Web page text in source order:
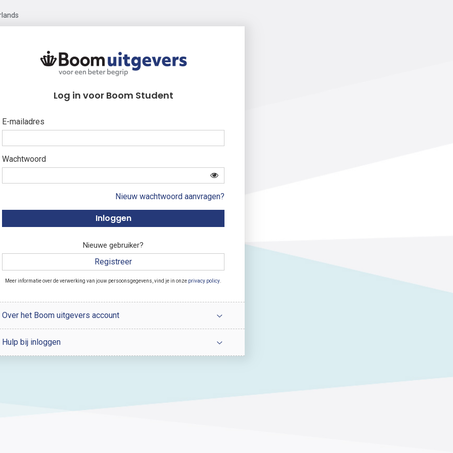
Log in voor Boom Student
E-mailadres
Wachtwoord
Nieuw wachtwoord aanvragen?
Nieuwe gebruiker?
Registreer
Meer informatie over de verwerking van jouw persoonsgegevens, vind je in onze privacy policy
Over het Boom uitgevers account
Hulp bij inloggen